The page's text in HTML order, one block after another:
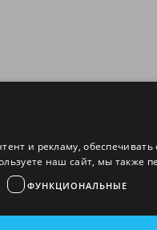
и рекламу,
наш сайт, мы также
ФУНКЦИОНАЛЬНЫЕ